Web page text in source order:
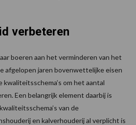
verbeteren
boeren aan het verminderen van het
afgelopen jaren bovenwettelijke eisen
om het aantal
Een belangrijk element daarbij is
van de
en kalverhouderij al verplicht is